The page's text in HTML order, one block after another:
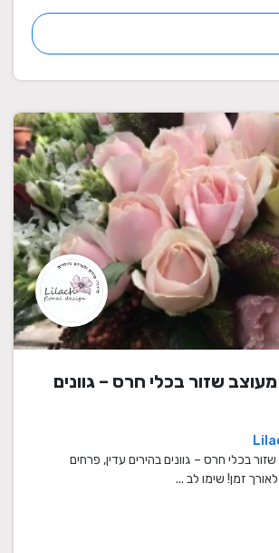
שזור בכלי חרס – גוונים
בכלי חרס – גוונים בהירים עדין, פרחים
זמן! שימו לב ...